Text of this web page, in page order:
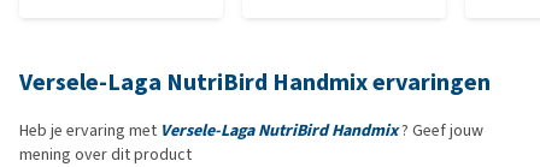
Versele-Laga NutriBird Handmix ervaringen
Heb je ervaring met Versele-Laga NutriBird Handmix? Geef jouw
mening over dit product